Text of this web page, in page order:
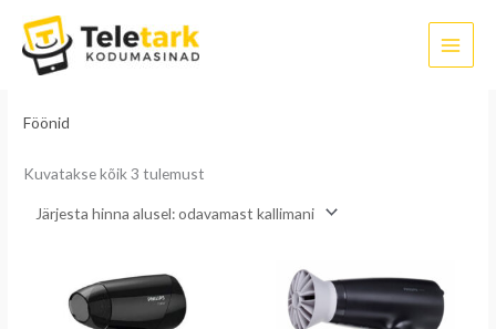
content
Föönid
Kuvatakse kõik 3 tulemust